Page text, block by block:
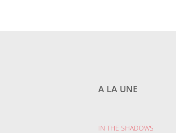
A LA UNE
IN THE SHADOWS